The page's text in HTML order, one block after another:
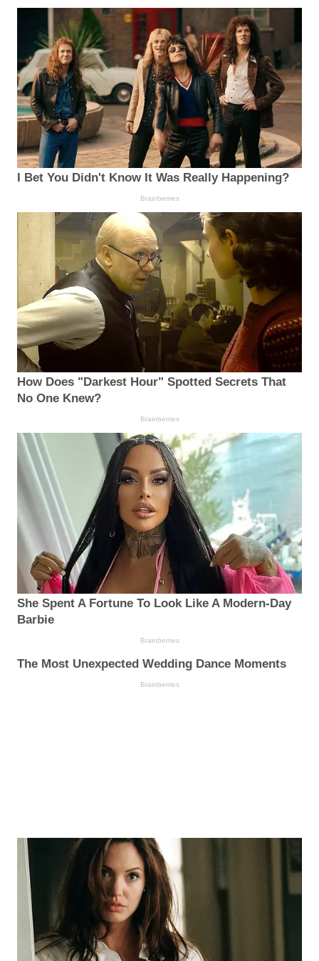
I Bet You Didn't Know It Was Really Happening?
Brainberries
How Does "Darkest Hour" Spotted Secrets That
No One Knew?
Brainberries
She Spent A Fortune To Look Like A Modern-Day
Barbie
Brainberries
The Most Unexpected Wedding Dance Moments
Brainberries